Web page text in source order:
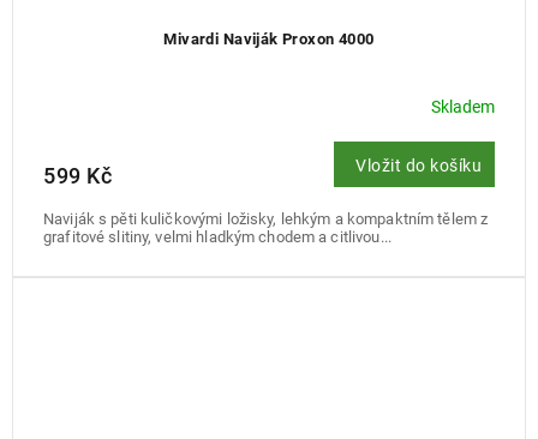
Mivardi Naviják Proxon 4000
Skladem
599 Kč Vložit do košíku
Naviják s pěti kuličkovými ložisky, lehkým a kompaktním tělem z
grafitové slitiny, velmi hladkým chodem a citlivou...